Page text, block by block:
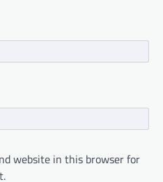
website in this browser for